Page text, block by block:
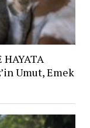
HAYATA
Umut, Emek